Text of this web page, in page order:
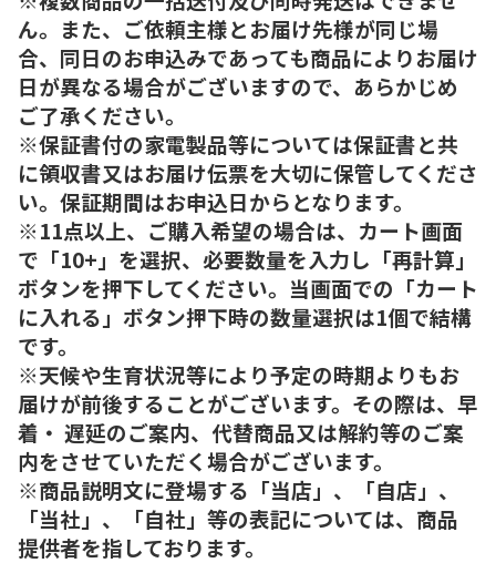
ん。また、ご依頼主様とお届け先様が同じ場
合、同日のお申込みであっても商品によりお届け
日が異なる場合がございますので、あらかじめ
ご了承ください。
※保証書付の家電製品等については保証書と共
に領収書又はお届け伝票を大切に保管してくださ
い。保証期間はお申込日からとなります。
※11点以上、ご購入希望の場合は、カート画面
で「10+」を選択、必要数量を入力し「再計算」
ボタンを押下してください。当画面での「カート
に入れる」ボタン押下時の数量選択は1個で結構
です。
※天候や生育状況等により予定の時期よりもお
届けが前後することがございます。その際は、早
着・ 遅延のご案内、代替商品又は解約等のご案
内をさせていただく場合がございます。
※商品説明文に登場する「当店」、「自店」、
「当社」、「自社」等の表記については、商品
提供者を指しております。